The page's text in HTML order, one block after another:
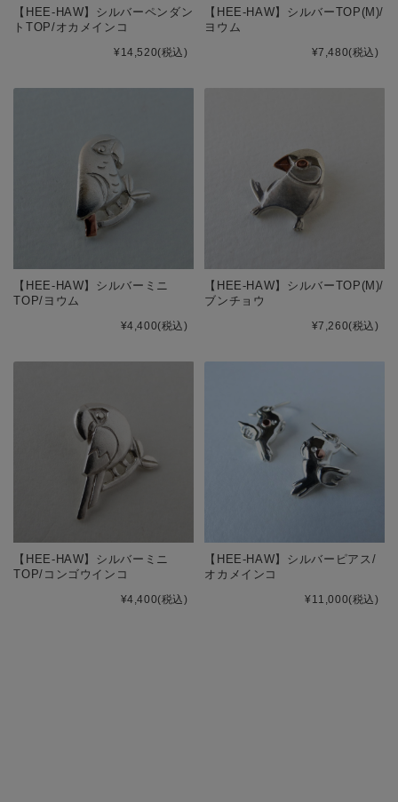
【HEE-HAW】シルバーペンダン
トTOP/オカメインコ
¥14,520(税込)
【HEE-HAW】シルバーTOP(M)/
ヨウム
¥7,480(税込)
【HEE-HAW】シルバーミニ
TOP/ヨウム
¥4,400(税込)
【HEE-HAW】シルバーTOP(M)/
ブンチョウ
¥7,260(税込)
【HEE-HAW】シルバーミニ
TOP/コンゴウインコ
¥4,400(税込)
【HEE-HAW】シルバーピアス/
オカメインコ
¥11,000(税込)